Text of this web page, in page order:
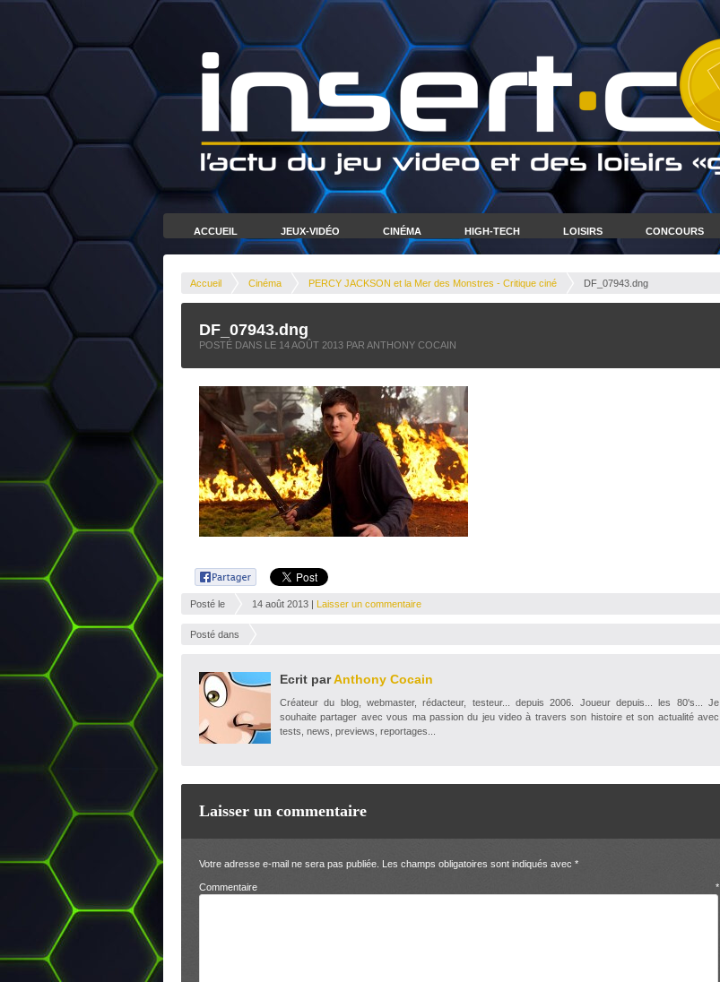
ACCUEIL JEUX-VIDÉO CINÉMA HIGH-TECH LOISIRS CONCOURS
Accueil Cinéma PERCY JACKSON et la Mer des Monstres - Critique ciné DF_07943.dng
DF_07943.dng
POSTÉ DANS LE 14 AOÛT 2013 PAR ANTHONY COCAIN
Posté le 14 août 2013 | Laisser un commentaire
Posté dans
Ecrit parAnthony Cocain
Créateur du blog, webmaster, rédacteur, testeur... depuis 2006. Joueur depuis... les 80's... Je
souhaite partager avec vous ma passion du jeu video à travers son histoire et son actualité avec
tests, news, previews, reportages...
Laisser un commentaire
Votre adresse e-mail ne sera pas publiée. Les champs obligatoires sont indiqués avec *
Commentaire *